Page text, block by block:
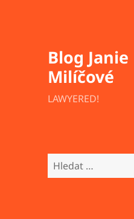
Blog Janie
Milíčové
LAWYERED!
Vyhledávání